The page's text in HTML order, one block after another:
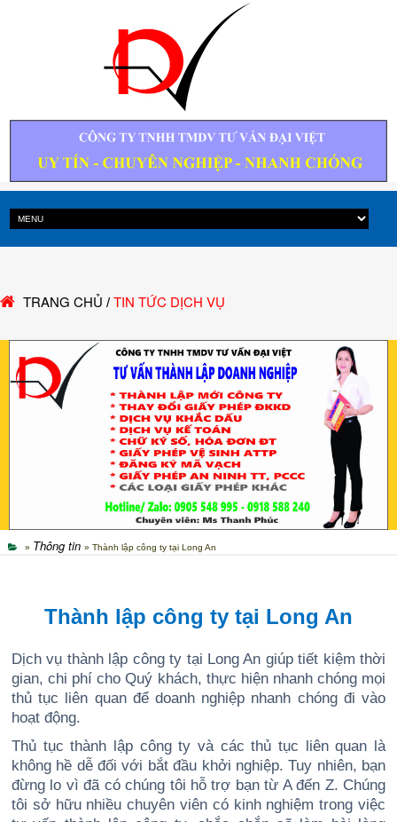
TRANG CHỦ / TIN TỨC DỊCH VỤ
» Thông tin » Thành lập công ty tại Long An
Thành lập công ty tại Long An
Dịch vụ thành lập công ty tại Long An giúp tiết kiệm thời
gian, chi phí cho Quý khách, thực hiện nhanh chóng mọi
thủ tục liên quan để doanh nghiệp nhanh chóng đi vào
hoạt động.
Thủ tục thành lập công ty và các thủ tục liên quan là
không hề dễ đối với bắt đầu khởi nghiệp. Tuy nhiên, bạn
đừng lo vì đã có chúng tôi hỗ trợ bạn từ A đến Z. Chúng
tôi sở hữu nhiều chuyên viên có kinh nghiệm trong việc